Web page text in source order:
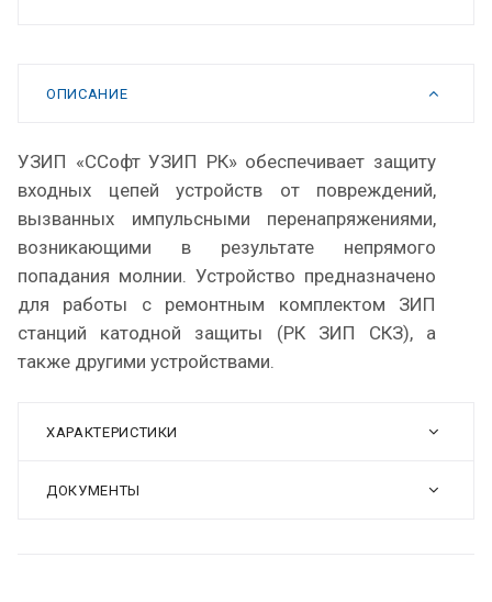
ОПИСАНИЕ
УЗИП «СCофт УЗИП РК» обеспечивает защиту
входных цепей устройств от повреждений,
вызванных импульсными перенапряжениями,
возникающими в результате непрямого
попадания молнии. Устройство предназначено
для работы с ремонтным комплектом ЗИП
станций катодной защиты (РК ЗИП СКЗ), а
также другими устройствами.
ХАРАКТЕРИСТИКИ
ДОКУМЕНТЫ